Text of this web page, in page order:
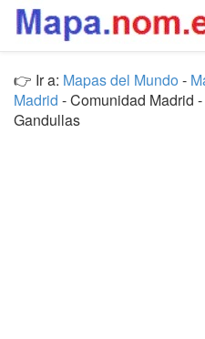
👉 Ir a: Mapas del Mundo -
Madrid - Comunidad Madrid
Gandullas